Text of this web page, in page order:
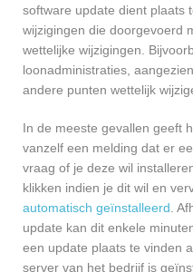
software update dient plaats
wijzigingen die doorgevoerd
wettelijke wijzigingen.
loonadministraties,
andere punten wettelijk
In de meeste gevallen geeft
vanzelf een melding dat er
vraag of je deze wil
klikken indien je dit wil en
automatisch geïnstalleerd .
update kan dit enkele
een update plaats te vinden
server van het bedrijf is